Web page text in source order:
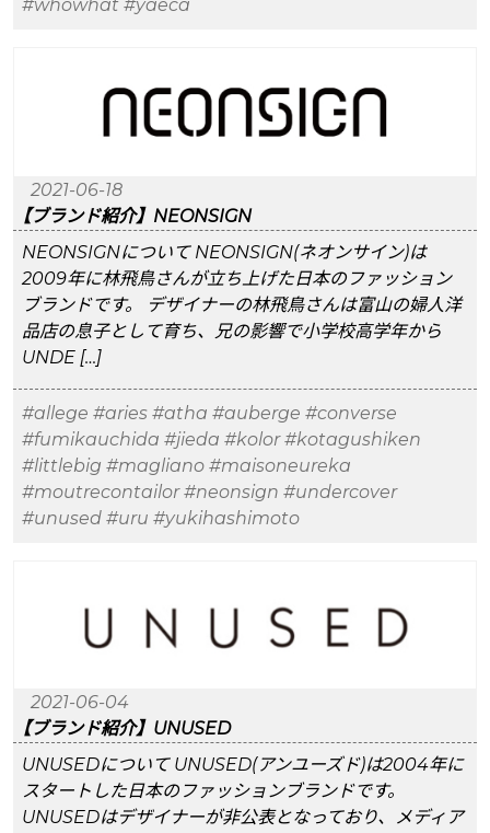
#whowhat #yaeca
2021-06-18
【ブランド紹介】NEONSIGN
NEONSIGNについて NEONSIGN(ネオンサイン)は
2009年に林飛鳥さんが立ち上げた日本のファッション
ブランドです。 デザイナーの林飛鳥さんは富山の婦人洋
品店の息子として育ち、兄の影響で小学校高学年から
UNDE […]
#allege #aries #atha #auberge #converse
#fumikauchida #jieda #kolor #kotagushiken
#littlebig #magliano #maisoneureka
#moutrecontailor #neonsign #undercover
#unused #uru #yukihashimoto
2021-06-04
【ブランド紹介】UNUSED
UNUSEDについて UNUSED(アンユーズド)は2004年に
スタートした日本のファッションブランドです。
UNUSEDはデザイナーが非公表となっており、メディア